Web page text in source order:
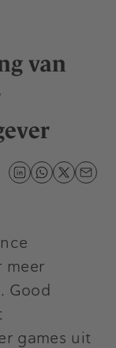
van
meer
Good
games uit